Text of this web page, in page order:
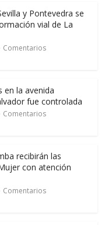
y Pontevedra se
vial de La
Comentarios
en la avenida
fue controlada
Comentarios
recibirán las
con atención
Comentarios